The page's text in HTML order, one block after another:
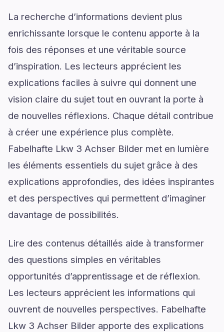
La recherche d’informations devient plus
enrichissante lorsque le contenu apporte à la
fois des réponses et une véritable source
d’inspiration. Les lecteurs apprécient les
explications faciles à suivre qui donnent une
vision claire du sujet tout en ouvrant la porte à
de nouvelles réflexions. Chaque détail contribue
à créer une expérience plus complète.
Fabelhafte Lkw 3 Achser Bilder met en lumière
les éléments essentiels du sujet grâce à des
explications approfondies, des idées inspirantes
et des perspectives qui permettent d’imaginer
davantage de possibilités.
Lire des contenus détaillés aide à transformer
des questions simples en véritables
opportunités d’apprentissage et de réflexion.
Les lecteurs apprécient les informations qui
ouvrent de nouvelles perspectives. Fabelhafte
Lkw 3 Achser Bilder apporte des explications